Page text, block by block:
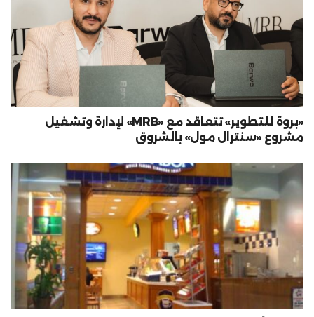
«بروة للتطوير» تتعاقد مع «MRB» لإدارة وتشغيل
مشروع «سنترال مول» بالشروق